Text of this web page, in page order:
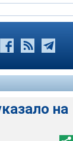
на
Sciences
на